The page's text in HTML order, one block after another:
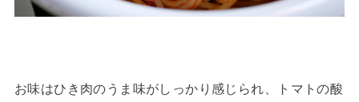
お味はひき肉のうま味がしっかり感じられ、トマトの酸